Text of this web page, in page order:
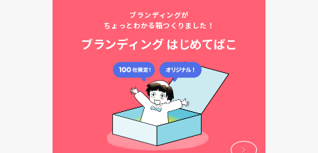
ブランディングが
ちょっとわかる箱つくりました！
ブランディング はじめてばこ